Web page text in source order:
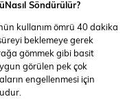
Nasıl Söndürülür?
kullanım ömrü 40 dakika
beklemeye gerek
gömmek gibi basit
görülen pek çok
engellenmesi için